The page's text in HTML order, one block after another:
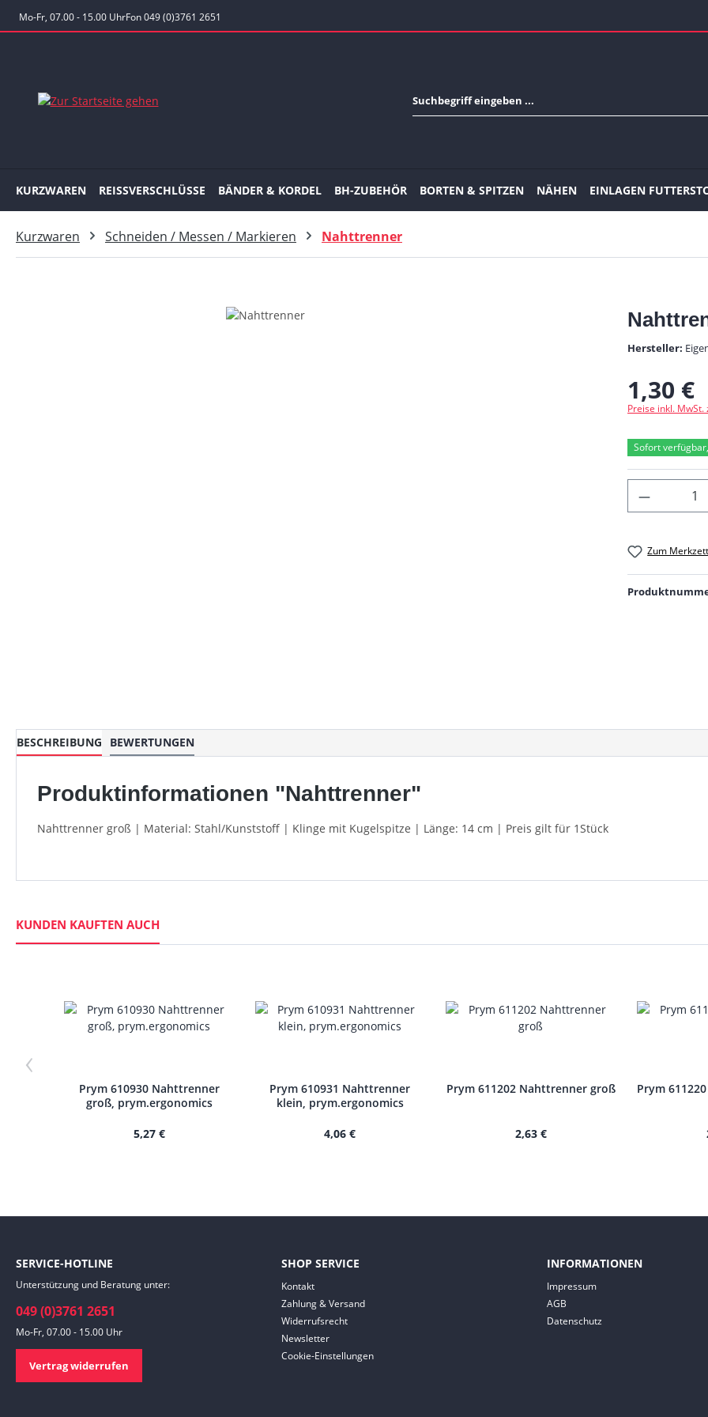
Hauptinhalt springen
Zur Suche springen
Zur Hauptnavigation springen
Mo-Fr, 07.00 - 15.00 UhrFon 049 (0)3761 2651
KURZWAREN REISSVERSCHLÜSSE BÄNDER & KORDEL BH-ZUBEHÖR BORTEN & SPITZEN NÄHEN EINLAGEN
Kurzwaren Schneiden / Messen / Markieren Nahttrenner
Hersteller:
Regulärer
1,30 €
Preise inkl.
Sofort
Zum
BESCHREIBUNG BEWERTUNGEN
Produktinformationen "Nahttrenner"
Nahttrenner groß | Material: Stahl/Kunststoff | Klinge mit Kugelspitze | Länge: 14 cm | Preis gilt für 1Stück
KUNDEN KAUFTEN AUCH
‹
Prym 610930 Nahttrenner
groß, prym.ergonomics
5,27 €
Prym 610931 Nahttrenner
klein, prym.ergonomics
4,06 €
Prym 611202 Nahttrenner groß
2,63 €
Prym
SERVICE-HOTLINE
Unterstützung und Beratung unter:
049 (0)3761 2651
Mo-Fr, 07.00 - 15.00 Uhr
Vertrag widerrufen
SHOP SERVICE
Kontakt
Zahlung & Versand
Widerrufsrecht
Newsletter
Cookie-Einstellungen
INFORMATIONEN
Impressum
AGB
Datenschutz